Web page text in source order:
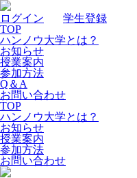
ログイン
学生登録
TOP
ハンノウ大学とは？
お知らせ
授業案内
参加方法
Q＆A
お問い合わせ
TOP
ハンノウ大学とは？
お知らせ
授業案内
参加方法
お問い合わせ